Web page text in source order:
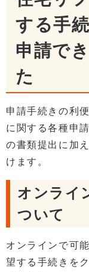
する手
申請で
た
申請手続きの利
に関する各種申
の書類提出に加
けます。
オンライ
ついて
オンラインで可
望する手続きを